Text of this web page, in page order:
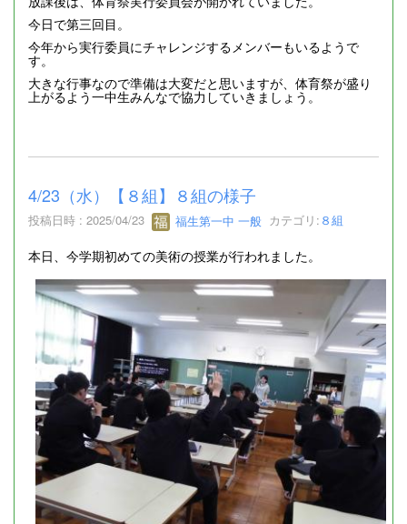
今日で第三回目。
今年から実行委員にチャレンジするメンバーもいるようで
す。
大きな行事なので準備は大変だと思いますが、体育祭が盛り
上がるよう一中生みんなで協力していきましょう。
4/23（水）【８組】８組の様子
投稿日時 : 2025/04/23 福生第一中 一般 カテゴリ: ８組
本日、今学期初めての美術の授業が行われました。